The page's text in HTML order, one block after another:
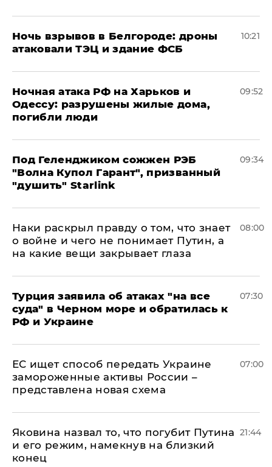
​Ночь взрывов в Белгороде: дроны
атаковали ТЭЦ и здание ФСБ
10:21
​Ночная атака РФ на Харьков и
Одессу: разрушены жилые дома,
погибли люди
09:52
Под Геленджиком сожжен РЭБ
"Волна Купол Гарант", призванный
"душить" Starlink
09:34
Наки раскрыл правду о том, что знает
о войне и чего не понимает Путин, а
на какие вещи закрывает глаза
08:00
Турция заявила об атаках "на все
суда" в Черном море и обратилась к
РФ и Украине
07:30
ЕС ищет способ передать Украине
замороженные активы России –
представлена новая схема
07:00
Яковина назвал то, что погубит Путина
и его режим, намекнув на близкий
конец
21:44